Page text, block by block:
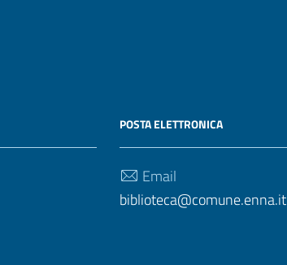
POSTA ELETTRONICA
Email
biblioteca@comune.enna.it